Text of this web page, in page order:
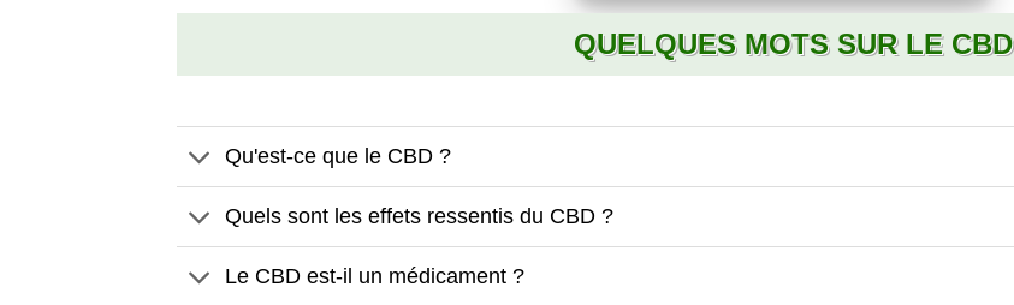
QUELQUES MOTS SUR LE CBD
Qu'est-ce que le CBD ?
Quels sont les effets ressentis du CBD ?
Le CBD est-il un médicament ?